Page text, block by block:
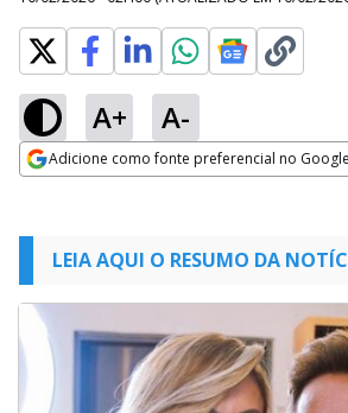
A+ A-
Adicione como fonte preferencial no Google
LEIA AQUI O RESUMO DA